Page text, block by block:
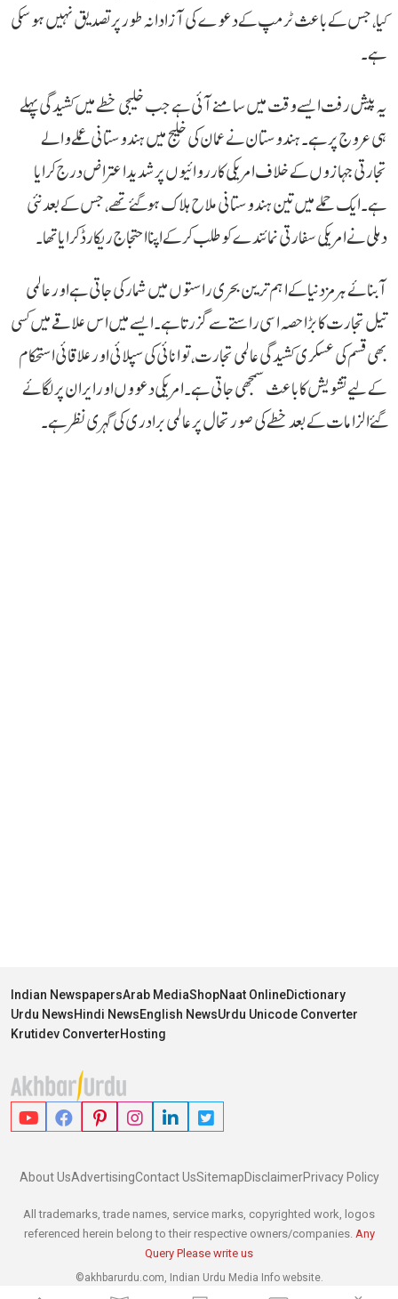
کیا، جس کے باعث ٹرمپ کے دعوے کی آزادانہ طور پر تصدیق نہیں ہو سکی
ہے۔
یہ پیش رفت ایسے وقت میں سامنے آئی ہے جب خلیجی خطے میں کشیدگی پہلے
ہی عروج پر ہے۔ ہندوستان نے عمان کی خلیج میں ہندوستانی عملے والے
تجارتی جہازوں کے خلاف امریکی کارروائیوں پر شدید اعتراض درج کرایا
ہے۔ ایک حملے میں تین ہندوستانی ملاح ہلاک ہو گئے تھے، جس کے بعد نئی
دہلی نے امریکی سفارتی نمائندے کو طلب کر کے اپنا احتجاج ریکارڈ کرایا تھا۔
آبنائے ہرمز دنیا کے اہم ترین بحری راستوں میں شمار کی جاتی ہے اور عالمی
تیل تجارت کا بڑا حصہ اسی راستے سے گزرتا ہے۔ ایسے میں اس علاقے میں کسی
بھی قسم کی عسکری کشیدگی عالمی تجارت، توانائی کی سپلائی اور علاقائی استحکام
کے لیے تشویش کا باعث سمجھی جاتی ہے۔ امریکی دعووں اور ایران پر لگائے
گئے الزامات کے بعد خطے کی صورتحال پر عالمی برادری کی گہری نظر ہے۔
Indian NewspapersArab MediaShopNaat OnlineDictionary
Urdu NewsHindi NewsEnglish NewsUrdu Unicode Converter
Krutidev ConverterHosting
About UsAdvertisingContact UsSitemapDisclaimerPrivacy Policy
All trademarks, trade names, service marks, copyrighted work, logos
referenced herein belong to their respective owners/companies. Any
Query Please write us
©akhbarurdu.com, Indian Urdu Media Info website.